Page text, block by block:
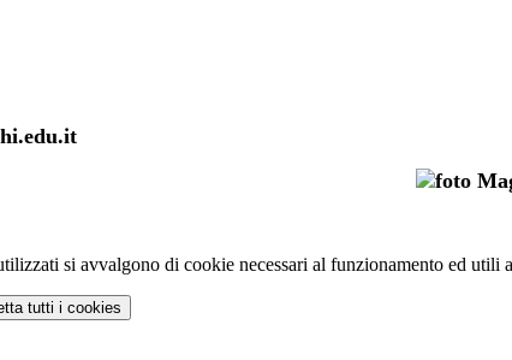
si avvalgono di cookie necessari al funzionamento ed utili
tutti i cookies